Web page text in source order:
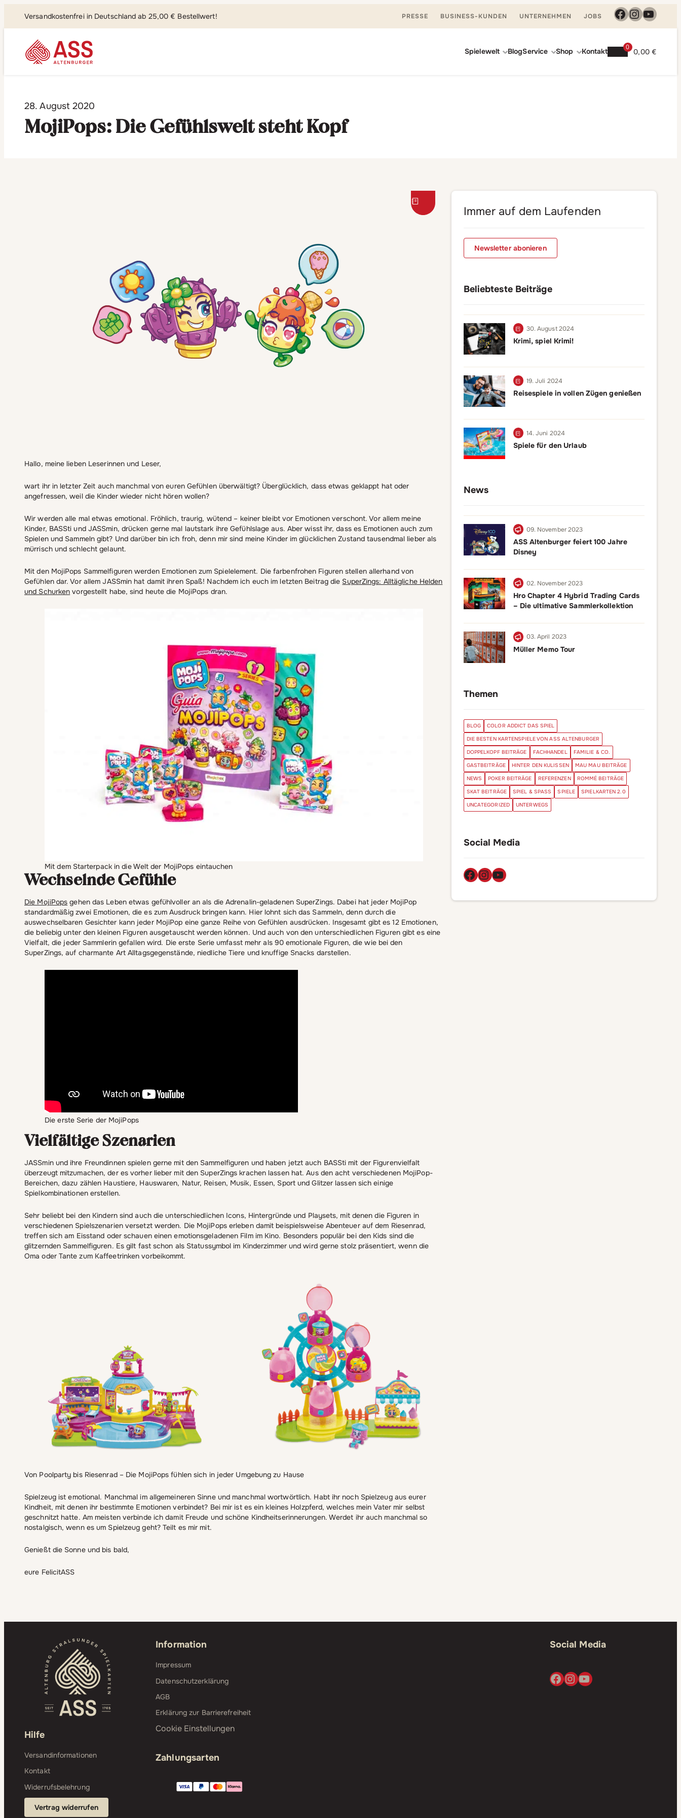
Versandkostenfrei in Deutschland ab 25,00 € Bestellwert! PRESSE BUSINESS-KUNDEN UNTERNEHMEN JOBS Facebook
Spielewelt BlogService Shop Kontakt 0
0,00 €
28. August 2020
MojiPops: Die Gefühlswelt steht Kopf
Hallo, meine lieben Leserinnen und Leser,
wart ihr in letzter Zeit auch manchmal von euren Gefühlen überwältigt? Überglücklich, dass etwas geklappt hat oder
angefressen, weil die Kinder wieder nicht hören wollen?
Wir werden alle mal etwas emotional. Fröhlich, traurig, wütend – keiner bleibt vor Emotionen verschont. Vor allem meine
Kinder, BASSti und JASSmin, drücken gerne mal lautstark ihre Gefühlslage aus. Aber wisst ihr, dass es Emotionen auch zum
Spielen und Sammeln gibt? Und darüber bin ich froh, denn mir sind meine Kinder im glücklichen Zustand tausendmal lieber als
mürrisch und schlecht gelaunt.
Mit den MojiPops Sammelfiguren werden Emotionen zum Spielelement. Die farbenfrohen Figuren stellen allerhand von
Gefühlen dar. Vor allem JASSmin hat damit ihren Spaß! Nachdem ich euch im letzten Beitrag die SuperZings: Alltägliche Helden
und Schurken vorgestellt habe, sind heute die MojiPops dran.
Mit dem Starterpack in die Welt der MojiPops eintauchen
Wechselnde Gefühle
Die MojiPops gehen das Leben etwas gefühlvoller an als die Adrenalin-geladenen SuperZings. Dabei hat jeder MojiPop
standardmäßig zwei Emotionen, die es zum Ausdruck bringen kann. Hier lohnt sich das Sammeln, denn durch die
auswechselbaren Gesichter kann jeder MojiPop eine ganze Reihe von Gefühlen ausdrücken. Insgesamt gibt es 12 Emotionen,
die beliebig unter den kleinen Figuren ausgetauscht werden können. Und auch von den unterschiedlichen Figuren gibt es eine
Vielfalt, die jeder Sammlerin gefallen wird. Die erste Serie umfasst mehr als 90 emotionale Figuren, die wie bei den
SuperZings, auf charmante Art Alltagsgegenstände, niedliche Tiere und knuffige Snacks darstellen.
Die erste Serie der MojiPops
Vielfältige Szenarien
JASSmin und ihre Freundinnen spielen gerne mit den Sammelfiguren und haben jetzt auch BASSti mit der Figurenvielfalt
überzeugt mitzumachen, der es vorher lieber mit den SuperZings krachen lassen hat. Aus den acht verschiedenen MojiPop-
Bereichen, dazu zählen Haustiere, Hauswaren, Natur, Reisen, Musik, Essen, Sport und Glitzer lassen sich einige
Spielkombinationen erstellen.
Sehr beliebt bei den Kindern sind auch die unterschiedlichen Icons, Hintergründe und Playsets, mit denen die Figuren in
verschiedenen Spielszenarien versetzt werden. Die MojiPops erleben damit beispielsweise Abenteuer auf dem Riesenrad,
treffen sich am Eisstand oder schauen einen emotionsgeladenen Film im Kino. Besonders populär bei den Kids sind die
glitzernden Sammelfiguren. Es gilt fast schon als Statussymbol im Kinderzimmer und wird gerne stolz präsentiert, wenn die
Oma oder Tante zum Kaffeetrinken vorbeikommt.
Von Poolparty bis Riesenrad – Die MojiPops fühlen sich in jeder Umgebung zu Hause
Spielzeug ist emotional. Manchmal im allgemeineren Sinne und manchmal wortwörtlich. Habt ihr noch Spielzeug aus eurer
Kindheit, mit denen ihr bestimmte Emotionen verbindet? Bei mir ist es ein kleines Holzpferd, welches mein Vater mir selbst
geschnitzt hatte. Am meisten verbinde ich damit Freude und schöne Kindheitserinnerungen. Werdet ihr auch manchmal so
nostalgisch, wenn es um Spielzeug geht? Teilt es mir mit.
Genießt die Sonne und bis bald,
eure FelicitASS
Immer auf dem Laufenden
Newsletter abonieren
Beliebteste Beiträge
30. August 2024
Krimi, spiel Krimi!
19. Juli 2024
Reisespiele in vollen Zügen genießen
14. Juni 2024
Spiele für den Urlaub
News
09. November 2023
ASS Altenburger feiert 100 Jahre
Disney
02. November 2023
Hro Chapter 4 Hybrid Trading Cards
– Die ultimative Sammlerkollektion
03. April 2023
Müller Memo Tour
Themen
BLOG
COLOR ADDICT DAS SPIEL
DIE BESTEN KARTENSPIELE VON ASS ALTENBURGER
DOPPELKOPF BEITRÄGE
FACHHANDEL
FAMILIE & CO.
GASTBEITRÄGE
HINTER DEN KULISSEN
MAU MAU BEITRÄGE
NEWS
POKER BEITRÄGE REFERENZEN
ROMMÉ BEITRÄGE
SKAT BEITRÄGE
SPIEL & SPASS SPIELE
SPIELKARTEN 2.0
UNCATEGORIZED
UNTERWEGS
Social Media
Facebook
Instagram
YouTube
Hilfe
Versandinformationen
Kontakt
Widerrufsbelehrung
Vertrag widerrufen
Information
Impressum
Datenschutzerklärung
AGB
Erklärung zur Barrierefreiheit
Cookie Einstellungen
Zahlungsarten
Social Media
Facebook
Instagram
YouTube